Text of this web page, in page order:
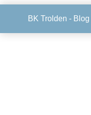
BK Trolden - Blog